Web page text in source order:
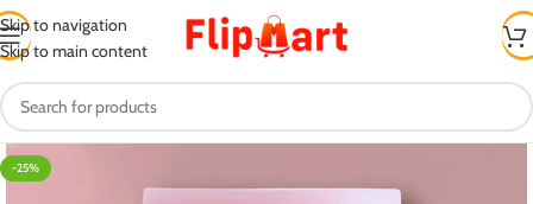
Skip to navigation
Skip to main content
-25%